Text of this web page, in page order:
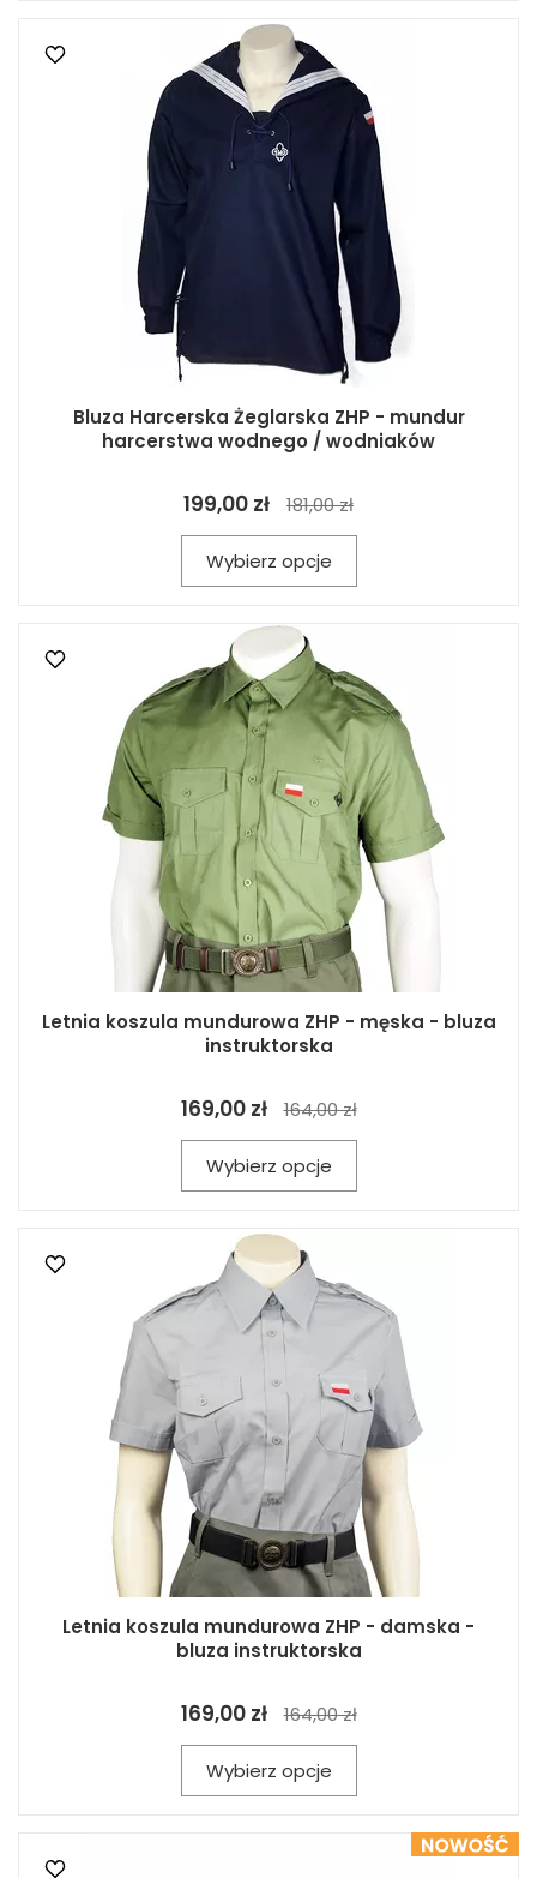
Bluza Harcerska Żeglarska ZHP - mundur
harcerstwa wodnego / wodniaków
199,00 zł 181,00 zł
Wybierz opcje
Letnia koszula mundurowa ZHP - męska - bluza
instruktorska
169,00 zł 164,00 zł
Wybierz opcje
Letnia koszula mundurowa ZHP - damska -
bluza instruktorska
169,00 zł 164,00 zł
Wybierz opcje